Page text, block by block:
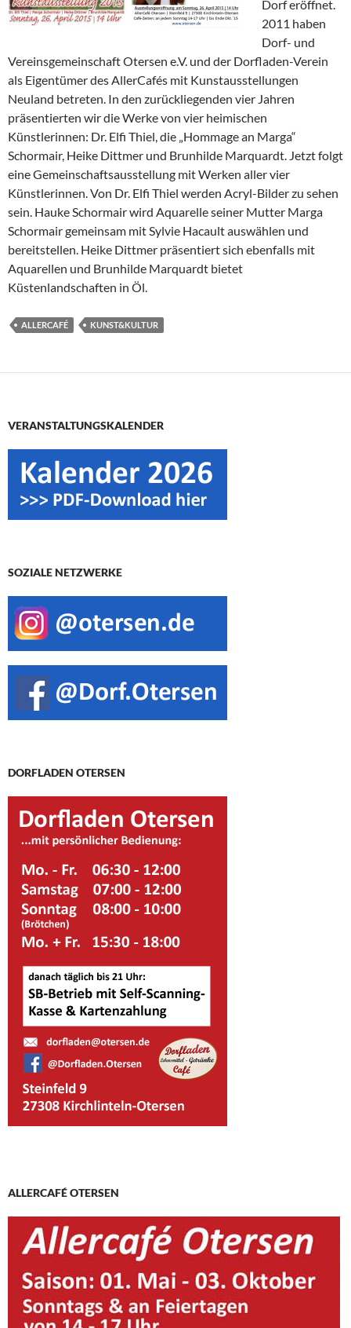
Dorf eröffnet.
2011 haben
Dorf- und
Vereinsgemeinschaft Otersen e.V. und der Dorfladen-Verein
als Eigentümer des AllerCafés mit Kunstausstellungen
Neuland betreten. In den zurückliegenden vier Jahren
präsentierten wir die Werke von vier heimischen
Künstlerinnen: Dr. Elfi Thiel, die „Hommage an Marga“
Schormair, Heike Dittmer und Brunhilde Marquardt. Jetzt folgt
eine Gemeinschaftsausstellung mit Werken aller vier
Künstlerinnen. Von Dr. Elfi Thiel werden Acryl-Bilder zu sehen
sein. Hauke Schormair wird Aquarelle seiner Mutter Marga
Schormair gemeinsam mit Sylvie Hacault auswählen und
bereitstellen. Heike Dittmer präsentiert sich ebenfalls mit
Aquarellen und Brunhilde Marquardt bietet
Küstenlandschaften in Öl.
ALLERCAFÉ KUNST&KULTUR
VERANSTALTUNGSKALENDER
SOZIALE NETZWERKE
DORFLADEN OTERSEN
ALLERCAFÉ OTERSEN